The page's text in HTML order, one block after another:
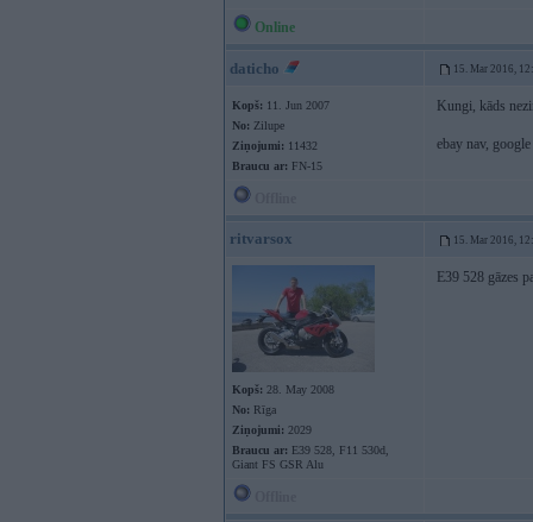
Online
daticho 15. Mar 2016,
Kopš: 11. Jun 2007
No: Zilupe
Ziņojumi: 11432
Braucu ar: FN-15
Kungi, kāds
ebay nav,
ritvarsox 15. Mar 2016,
Kopš: 28. May 2008
No: Rīga
Ziņojumi: 2029
Braucu ar: E39 528, F11 530d,
Giant FS GSR Alu
E39 528 gāzes